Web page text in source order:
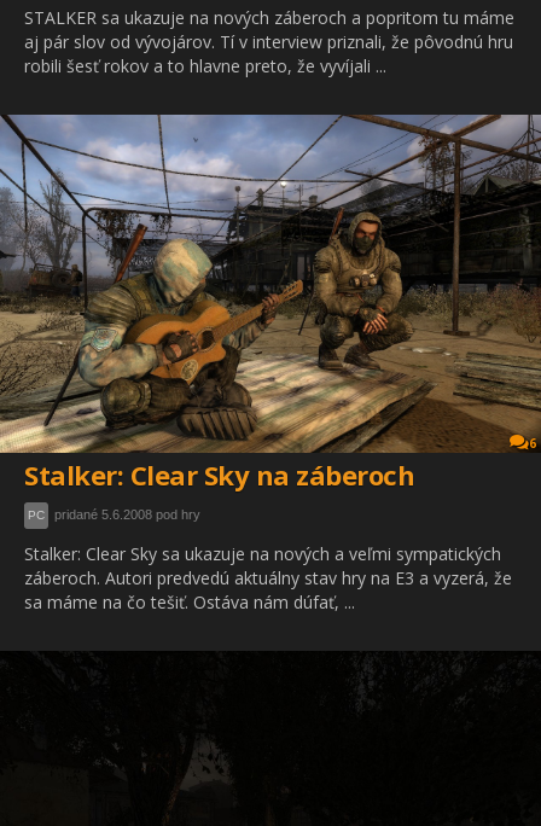
STALKER sa ukazuje na nových záberoch a popritom tu máme
aj pár slov od vývojárov. Tí v interview priznali, že pôvodnú hru
robili šesť rokov a to hlavne preto, že vyvíjali ...
6
Stalker: Clear Sky na záberoch
PC pridané 5.6.2008 pod hry
Stalker: Clear Sky sa ukazuje na nových a veľmi sympatických
záberoch. Autori predvedú aktuálny stav hry na E3 a vyzerá, že
sa máme na čo tešiť. Ostáva nám dúfať, ...